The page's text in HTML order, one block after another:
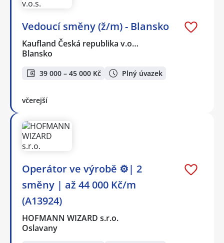
Vedoucí směny (ž/m) - Blansko
Kaufland Česká republika v.o…
Blansko
39 000 – 45 000 Kč Plný úvazek
včerejší
Operátor ve výrobě ⚙️| 2
směny | až 44 000 Kč/m
(A13924)
HOFMANN WIZARD s.r.o.
Oslavany